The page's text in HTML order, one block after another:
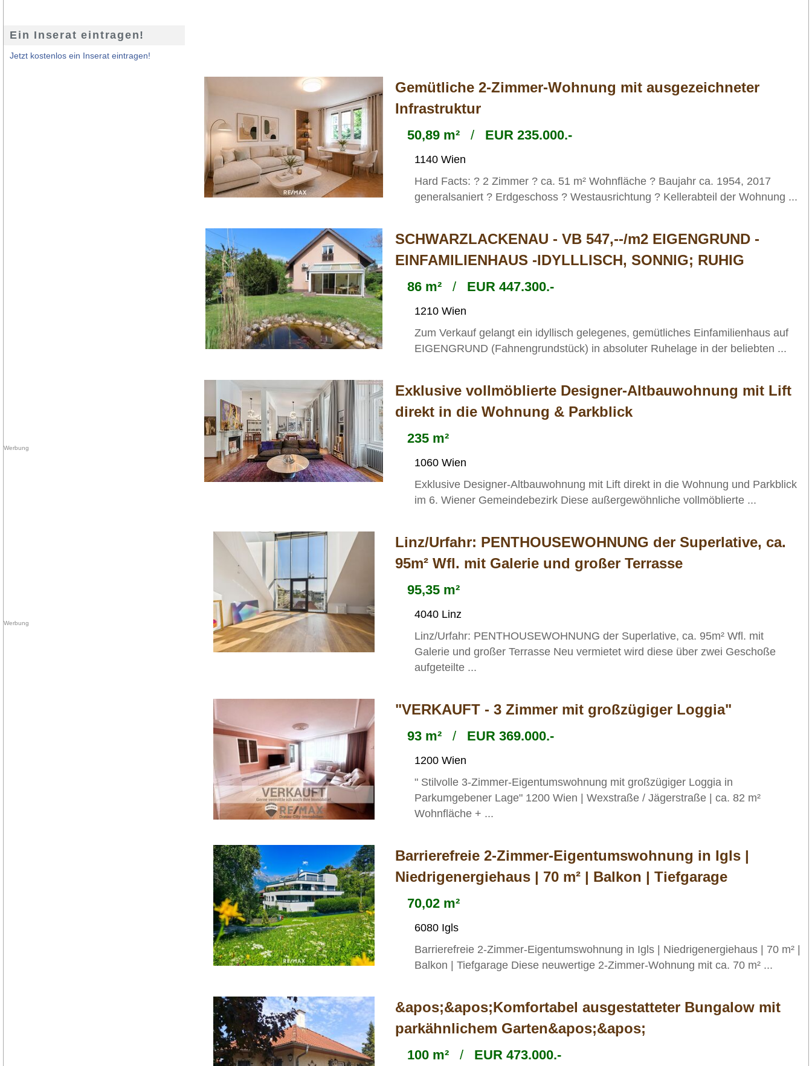
Gemütliche 2-Zimmer-Wohnung mit ausgezeichneter
Infrastruktur
50,89 m² / EUR 235.000.-
1140 Wien
Hard Facts: ? 2 Zimmer ? ca. 51 m² Wohnfläche ? Baujahr ca. 1954, 2017
generalsaniert ? Erdgeschoss ? Westausrichtung ? Kellerabteil der Wohnung ...
SCHWARZLACKENAU - VB 547,--/m2 EIGENGRUND -
EINFAMILIENHAUS -IDYLLLISCH, SONNIG; RUHIG
86 m² / EUR 447.300.-
1210 Wien
Zum Verkauf gelangt ein idyllisch gelegenes, gemütliches Einfamilienhaus auf
EIGENGRUND (Fahnengrundstück) in absoluter Ruhelage in der beliebten ...
Exklusive vollmöblierte Designer-Altbauwohnung mit Lift
direkt in die Wohnung & Parkblick
235 m²
1060 Wien
Exklusive Designer-Altbauwohnung mit Lift direkt in die Wohnung und Parkblick
im 6. Wiener Gemeindebezirk Diese außergewöhnliche vollmöblierte ...
Linz/Urfahr: PENTHOUSEWOHNUNG der Superlative, ca.
95m² Wfl. mit Galerie und großer Terrasse
95,35 m²
4040 Linz
Linz/Urfahr: PENTHOUSEWOHNUNG der Superlative, ca. 95m² Wfl. mit
Galerie und großer Terrasse Neu vermietet wird diese über zwei Geschoße
aufgeteilte ...
"VERKAUFT - 3 Zimmer mit großzügiger Loggia"
93 m² / EUR 369.000.-
1200 Wien
" Stilvolle 3-Zimmer-Eigentumswohnung mit großzügiger Loggia in
Parkumgebener Lage" 1200 Wien | Wexstraße / Jägerstraße | ca. 82 m²
Wohnfläche + ...
Barrierefreie 2-Zimmer-Eigentumswohnung in Igls |
Niedrigenergiehaus | 70 m² | Balkon | Tiefgarage
70,02 m²
6080 Igls
Barrierefreie 2-Zimmer-Eigentumswohnung in Igls | Niedrigenergiehaus | 70 m² |
Balkon | Tiefgarage Diese neuwertige 2-Zimmer-Wohnung mit ca. 70 m² ...
&apos;&apos;Komfortabel ausgestatteter Bungalow mit
parkähnlichem Garten&apos;&apos;
100 m² / EUR 473.000.-
Ein Inserat eintragen!
Jetzt kostenlos ein Inserat eintragen!